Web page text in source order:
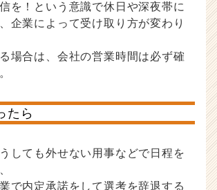
を！という意識で休日や深夜帯に
企業によって受け取り方が変わり
場合は、会社の営業時間は必ず確
たら
しても外せない用事などで日程を
で内定承諾をして選考を辞退する